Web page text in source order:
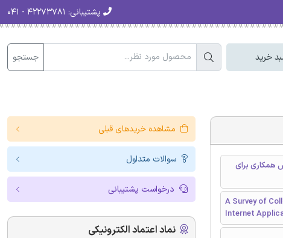
پشتیبانی:
خرید جستجو
همکاری برای
A Survey of
Internet
مشاهده خریدهای قبلی
سوالات متداول
درخواست پشتیبانی
نماد اعتماد الکترونیکی